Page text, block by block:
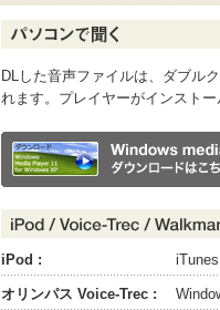
DLした音声ファイルは、ダブル
れます。プレイヤーがインスト
iPod :
オリンパス Voice-Trec :